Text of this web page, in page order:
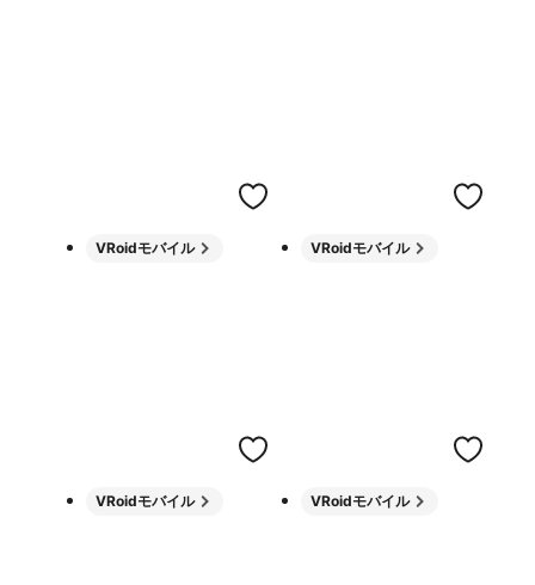
VRoidモバイル VRoidモバイル
VRoidモバイル VRoidモバイル